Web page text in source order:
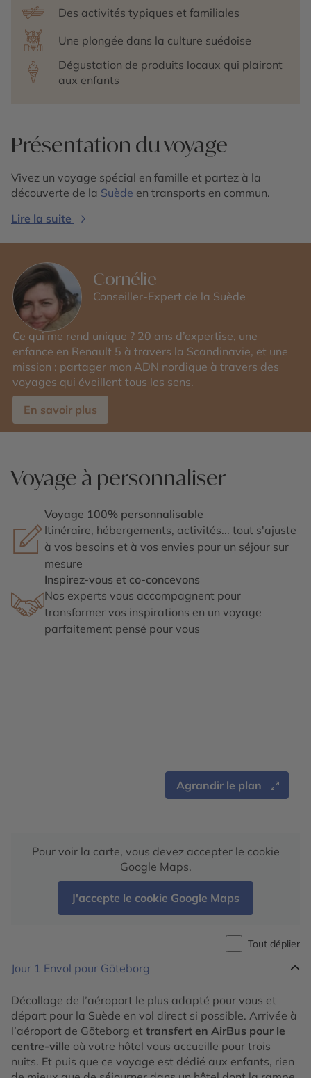
Des activités typiques et familiales
Une plongée dans la culture suédoise
Dégustation de produits locaux qui plairont
aux enfants
Présentation du voyage
Vivez un voyage spécial en famille et partez à la
découverte de la Suède en transports en commun.
Lire la suite
Cornélie
Conseiller-Expert de la Suède
Ce qui me rend unique ? 20 ans d’expertise, une
enfance en Renault 5 à travers la Scandinavie, et une
mission : partager mon ADN nordique à travers des
voyages qui éveillent tous les sens.
En savoir plus
Voyage à personnaliser
Voyage 100% personnalisable
Itinéraire, hébergements, activités... tout s'ajuste
à vos besoins et à vos envies pour un séjour sur
mesure
Inspirez-vous et co-concevons
Nos experts vous accompagnent pour
transformer vos inspirations en un voyage
parfaitement pensé pour vous
Agrandir le plan
Pour voir la carte, vous devez accepter le cookie
Google Maps.
J'accepte le cookie Google Maps
Tout déplier
Jour 1 Envol pour Göteborg
Décollage de l’aéroport le plus adapté pour vous et
départ pour la Suède en vol direct si possible. Arrivée à
l’aéroport de Göteborg et transfert en AirBus pour le
centre-ville où votre hôtel vous accueille pour trois
nuits. Et puis que ce voyage est dédié aux enfants, rien